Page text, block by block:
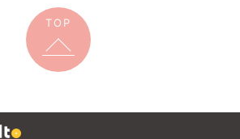
TOP